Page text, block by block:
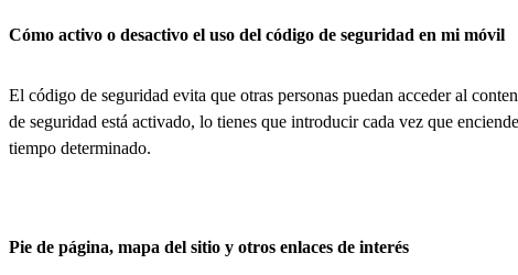
Cómo activo o desactivo el uso del código de seguridad en mi móvil
El código de seguridad evita que otras personas puedan acceder al
de seguridad está activado, lo tienes que introducir cada vez que
tiempo determinado.
Pie de página, mapa del sitio y otros enlaces de interés